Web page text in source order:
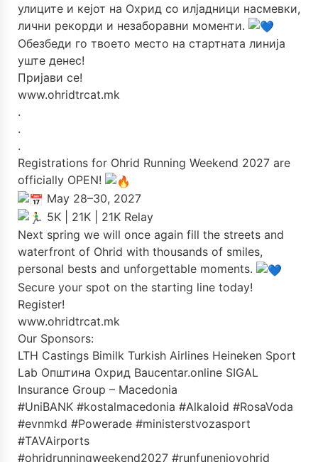
улиците и кејот на Охрид со илјадници насмевки,
лични рекорди и незаборавни моменти.
Обезбеди го твоето место на стартната линија
уште денес!
Пријави се!
www.ohridtrcat.mk
.
.
.
Registrations for Ohrid Running Weekend 2027 are
officially OPEN!
May 28–30, 2027
5K | 21K | 21K Relay
Next spring we will once again fill the streets and
waterfront of Ohrid with thousands of smiles,
personal bests and unforgettable moments.
Secure your spot on the starting line today!
Register!
www.ohridtrcat.mk
Our Sponsors:
LTH Castings Bimilk Turkish Airlines Heineken Sport
Lab Општина Охрид Baucentar.online SIGAL
Insurance Group – Macedonia
#UniBANK #kostalmacedonia #Alkaloid #RosaVoda
#evnmkd #Powerade #ministerstvozasport
#TAVAirports
#ohridrunningweekend2027 #runfunenjoyohrid